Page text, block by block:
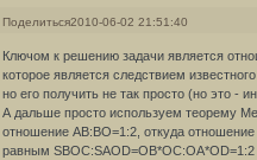
Поделиться2010-06-02 21:51:40
Ключом к решению задачи является
которое является следствием
но его получить не так просто (но это -
А дальше просто используем теорему
отношение АВ:ВО=1:2, откуда
равным SBOC:SAOD=OB*OC:OA*OD=1:2